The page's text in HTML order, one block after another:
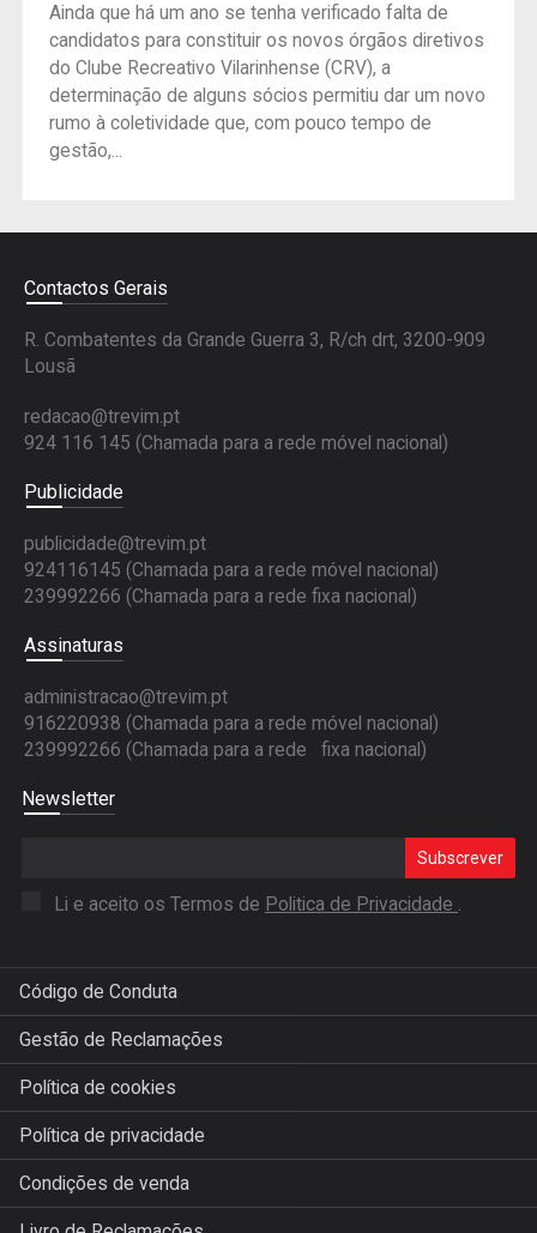
Ainda que há um ano se tenha verificado falta de
candidatos para constituir os novos órgãos diretivos
do Clube Recreativo Vilarinhense (CRV), a
determinação de alguns sócios permitiu dar um novo
rumo à coletividade que, com pouco tempo de
gestão,...
Contactos Gerais
R. Combatentes da Grande Guerra 3, R/ch drt, 3200-909
Lousã
redacao@trevim.pt
924 116 145 (Chamada para a rede móvel nacional)
Publicidade
publicidade@trevim.pt
924116145 (Chamada para a rede móvel nacional)
239992266 (Chamada para a rede fixa nacional)
Assinaturas
administracao@trevim.pt
916220938 (Chamada para a rede móvel nacional)
239992266 (Chamada para a rede fixa nacional)
Newsletter
Subscrever
Li e aceito os Termos de Politica de Privacidade .
Código de Conduta
Gestão de Reclamações
Política de cookies
Política de privacidade
Condições de venda